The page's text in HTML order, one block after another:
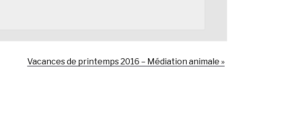
Vacances de printemps 2016 – Médiation animale »